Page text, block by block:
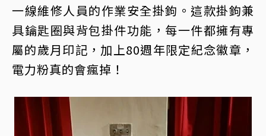
一線維修人員的作業安全掛鉤。這款掛鉤兼
具鑰匙圈與背包掛件功能，每一件都擁有專
屬的歲月印記，加上80週年限定紀念徽章，
電力粉真的會瘋掉！